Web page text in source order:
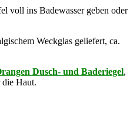
voll ins Badewasser geben oder
Weckglas geliefert, ca.
Dusch- und Baderiegel,
Haut.